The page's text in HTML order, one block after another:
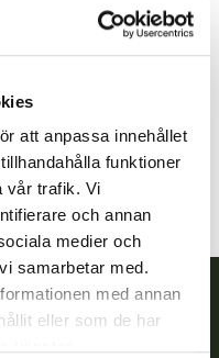
att anpassa innehållet
funktioner
vår trafik. Vi
och annan
medier och
samarbetar med.
med annan
eller som de har